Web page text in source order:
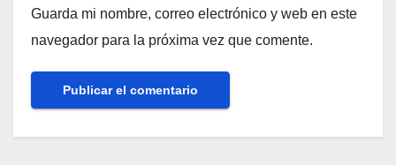
Guarda mi nombre, correo electrónico y web en este
navegador para la próxima vez que comente.